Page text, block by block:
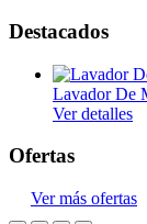
Destacados
Lavador De
Ver detalles
Ofertas
Ver más ofertas